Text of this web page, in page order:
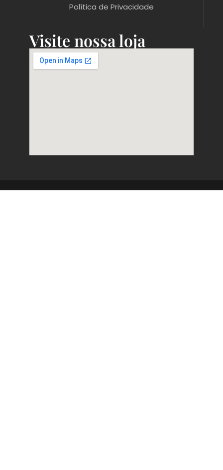
Política de Privacidade
Visite nossa loja